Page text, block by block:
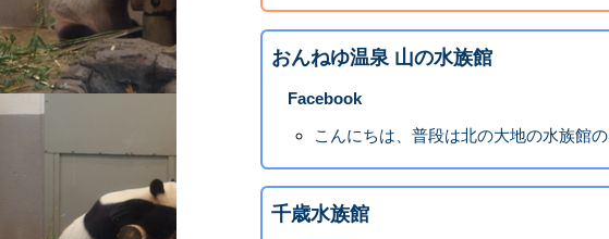
おんねゆ温泉 山の水族館
Facebook
こんにちは、普段は北の大地の水族館の
千歳水族館